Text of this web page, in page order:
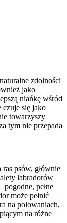
zdolności
jako
niańkę wśród
czuje się jako
towarzyszy
tym nie przepada
psów, głównie
labradorów
pogodne, pełne
może pełnić
na polowaniach,
na różne